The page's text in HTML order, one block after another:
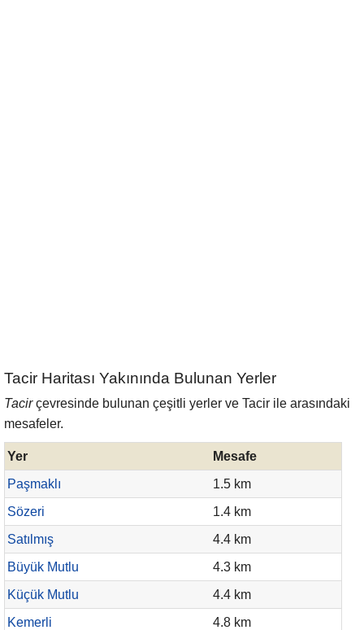
Tacir Haritası Yakınında Bulunan Yerler
Tacirçevresinde bulunan çeşitli yerler ve Tacir ile arasındaki
mesafeler.
Yer
Mesafe
Paşmaklı
1.5 km
Sözeri
1.4 km
Satılmış
4.4 km
Büyük Mutlu
4.3 km
Küçük Mutlu
4.4 km
Kemerli
4.8 km